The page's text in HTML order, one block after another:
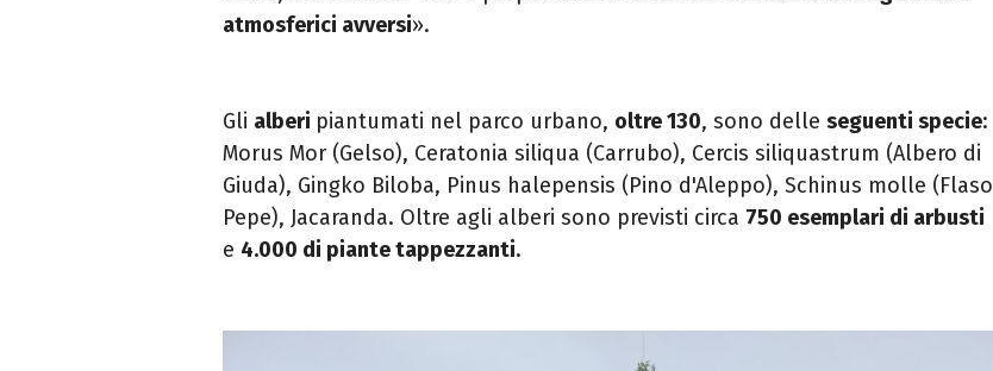
atmosferici avversi».
Gli alberi piantumati nel parco urbano, oltre 130, sono delle seguenti specie:
Morus Mor (Gelso), Ceratonia siliqua (Carrubo), Cercis siliquastrum (Albero di
Giuda), Gingko Biloba, Pinus halepensis (Pino d'Aleppo), Schinus molle (Flaso
Pepe), Jacaranda. Oltre agli alberi sono previsti circa 750 esemplari di arbusti
e 4.000 di piante tappezzanti.